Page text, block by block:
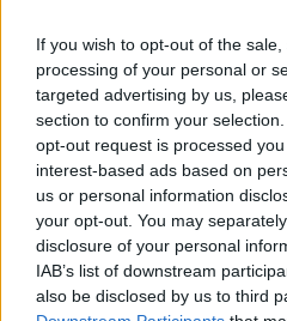
If you wish to opt-out of the
processing of your personal or
targeted advertising by us,
section to confirm your
opt-out request is processed
interest-based ads based on
us or personal information
your opt-out. You may
disclosure of your personal
IAB’s list of downstream
also be disclosed by us to third